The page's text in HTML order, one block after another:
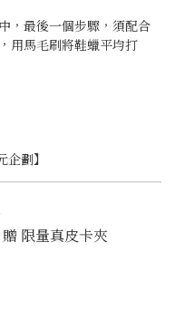
，最後一個步驟，須配合
用馬毛刷將鞋蠟平均打
劃】
限量真皮卡夾